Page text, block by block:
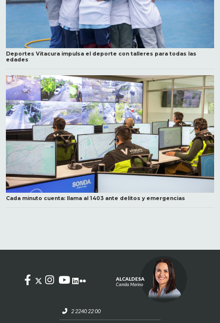
Deportes Vitacura impulsa el deporte con talleres para todas las
edades
Cada minuto cuenta: llama al 1403 ante delitos y emergencias
2 2240 22 00
ALCALDESA
Camila Merino